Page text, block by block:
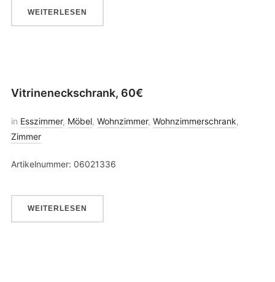
WEITERLESEN
Vitrineneckschrank, 60€
in Esszimmer, Möbel, Wohnzimmer, Wohnzimmerschrank,
Zimmer
Artikelnummer: 06021336
WEITERLESEN